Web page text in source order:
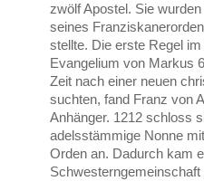
zwölf Apostel. Sie
seines
stellte. Die erste Regel
Evangelium von Markus
Zeit nach einer neuen
suchten, fand Franz von
Anhänger. 1212 schloss
adelsstämmige Nonne
Orden an. Dadurch kam